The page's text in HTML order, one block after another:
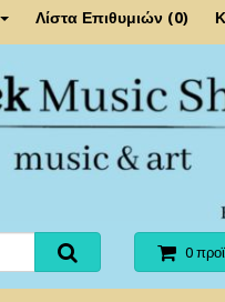
Λίστα Επιθυμιών (0)
0